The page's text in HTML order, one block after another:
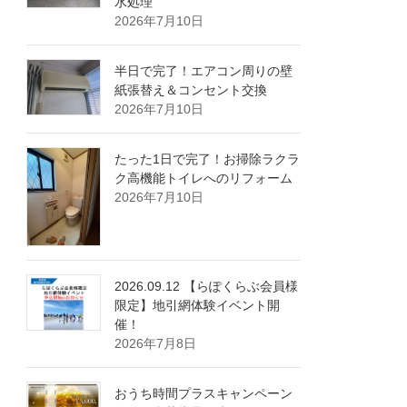
2026年7月10日
半日で完了！エアコン周りの壁
紙張替え＆コンセント交換
2026年7月10日
たった1日で完了！お掃除ラクラ
ク高機能トイレへのリフォーム
2026年7月10日
2026.09.12 【らぽくらぶ会員様
限定】地引網体験イベント開
催！
2026年7月8日
おうち時間プラスキャンペーン